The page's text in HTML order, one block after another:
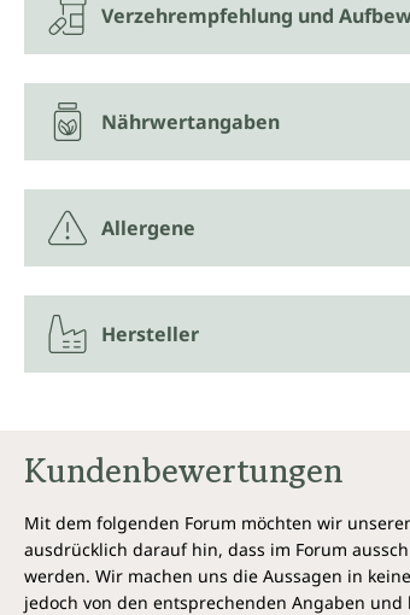
Verzehrempfehlung und
Nährwertangaben
Allergene
Hersteller
Kundenbewertungen
Mit dem folgenden Forum möchten wir
ausdrücklich darauf hin, dass im Forum
werden. Wir machen uns die Aussagen in
jedoch von den entsprechenden Angaben